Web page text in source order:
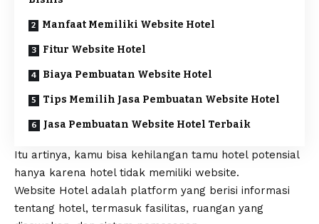
Manfaat Memiliki Website Hotel
Fitur Website Hotel
Biaya Pembuatan Website Hotel
Tips Memilih Jasa Pembuatan Website Hotel
Jasa Pembuatan Website Hotel Terbaik
Itu artinya, kamu bisa kehilangan tamu hotel potensial
hanya karena hotel tidak memiliki website.
Website Hotel adalah platform yang berisi informasi
tentang hotel, termasuk fasilitas, ruangan yang